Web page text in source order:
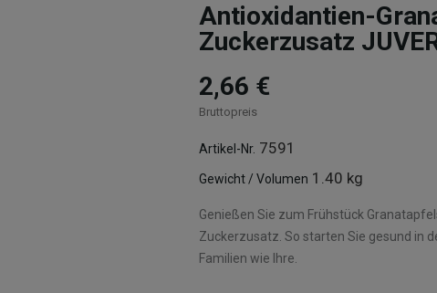
Antioxidantien-
Zuckerzusatz
2,66 €
Bruttopreis
Artikel-Nr. 7591
Gewicht / Volumen 1.40 kg
Genießen Sie zum Frühstück
Zuckerzusatz. So starten Sie gesund in
Familien wie Ihre.